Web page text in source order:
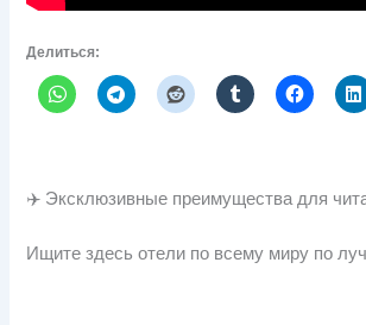
Делиться:
✈️ Эксклюзивные преимущества для
Ищите здесь отели по всему миру по